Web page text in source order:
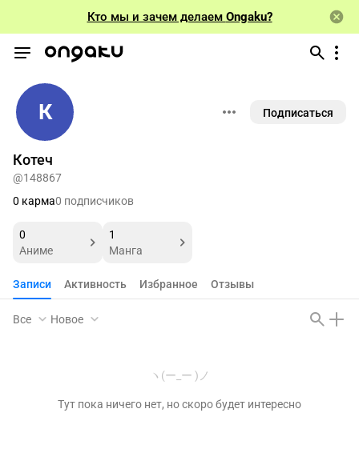
Кто мы и зачем делаем Ongaku?
К
Котеч
Подписаться
@148867
0 карма0 подписчиков
0
Аниме
1
Манга
Записи Активность Избранное Отзывы
Все Новое
ヽ(ー_ー )ノ
Тут пока ничего нет, но скоро будет интересно